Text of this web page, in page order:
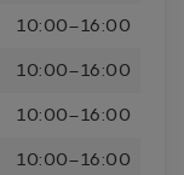
10:00–16:00
10:00–16:00
10:00–16:00
10:00–16:00